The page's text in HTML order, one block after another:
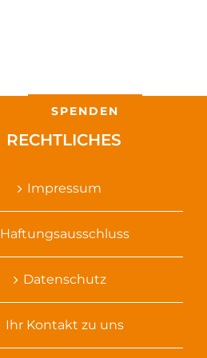
SPENDEN
RECHTLICHES
Impressum
Haftungsausschluss
Datenschutz
Ihr Kontakt zu uns